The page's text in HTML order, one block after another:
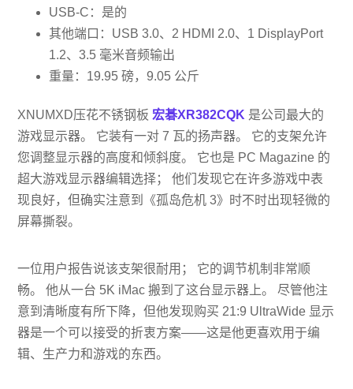
USB-C：是的
其他端口：USB 3.0、2 HDMI 2.0、1 DisplayPort
1.2、3.5 毫米音频输出
重量：19.95 磅，9.05 公斤
XNUMXD压花不锈钢板 宏碁XR382CQK 是公司最大的
游戏显示器。 它装有一对 7 瓦的扬声器。 它的支架允许
您调整显示器的高度和倾斜度。 它也是 PC Magazine 的
超大游戏显示器编辑选择； 他们发现它在许多游戏中表
现良好，但确实注意到《孤岛危机 3》时不时出现轻微的
屏幕撕裂。
一位用户报告说该支架很耐用； 它的调节机制非常顺
畅。 他从一台 5K iMac 搬到了这台显示器上。 尽管他注
意到清晰度有所下降，但他发现购买 21:9 UltraWide 显示
器是一个可以接受的折衷方案——这是他更喜欢用于编
辑、生产力和游戏的东西。